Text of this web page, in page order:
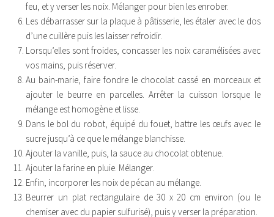
feu, et y verser les noix. Mélanger pour bien les enrober.
Les débarrasser sur la plaque à pâtisserie, les étaler avec le dos
d’une cuillère puis les laisser refroidir.
Lorsqu’elles sont froides, concasser les noix caramélisées avec
vos mains, puis réserver.
Au bain-marie, faire fondre le chocolat cassé en morceaux et
ajouter le beurre en parcelles. Arrêter la cuisson lorsque le
mélange est homogène et lisse.
Dans le bol du robot, équipé du fouet, battre les œufs avec le
sucre jusqu’à ce que le mélange blanchisse.
Ajouter la vanille, puis, la sauce au chocolat obtenue.
Ajouter la farine en pluie. Mélanger.
Enfin, incorporer les noix de pécan au mélange.
Beurrer un plat rectangulaire de 30 x 20 cm environ (ou le
chemiser avec du papier sulfurisé), puis y verser la préparation.